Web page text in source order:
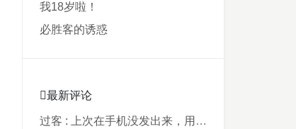
我18岁啦！
必胜客的诱惑
最新评论
过客 : 上次在手机没发出来，用电脑才发现要...